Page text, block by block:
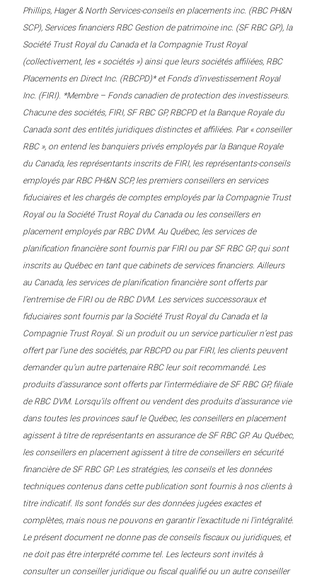
Phillips, Hager & North Services-conseils en placements inc. (RBC PH&N
SCP), Services financiers RBC Gestion de patrimoine inc. (SF RBC GP), la
Société Trust Royal du Canada et la Compagnie Trust Royal
(collectivement, les « sociétés ») ainsi que leurs sociétés affiliées, RBC
Placements en Direct Inc. (RBCPD)* et Fonds d’investissement Royal
Inc. (FIRI). *Membre – Fonds canadien de protection des investisseurs.
Chacune des sociétés, FIRI, SF RBC GP, RBCPD et la Banque Royale du
Canada sont des entités juridiques distinctes et affiliées. Par « conseiller
RBC », on entend les banquiers privés employés par la Banque Royale
du Canada, les représentants inscrits de FIRI, les représentants-conseils
employés par RBC PH&N SCP, les premiers conseillers en services
fiduciaires et les chargés de comptes employés par la Compagnie Trust
Royal ou la Société Trust Royal du Canada ou les conseillers en
placement employés par RBC DVM. Au Québec, les services de
planification financière sont fournis par FIRI ou par SF RBC GP, qui sont
inscrits au Québec en tant que cabinets de services financiers. Ailleurs
au Canada, les services de planification financière sont offerts par
l’entremise de FIRI ou de RBC DVM. Les services successoraux et
fiduciaires sont fournis par la Société Trust Royal du Canada et la
Compagnie Trust Royal. Si un produit ou un service particulier n’est pas
offert par l’une des sociétés, par RBCPD ou par FIRI, les clients peuvent
demander qu’un autre partenaire RBC leur soit recommandé. Les
produits d’assurance sont offerts par l’intermédiaire de SF RBC GP, filiale
de RBC DVM. Lorsqu’ils offrent ou vendent des produits d’assurance vie
dans toutes les provinces sauf le Québec, les conseillers en placement
agissent à titre de représentants en assurance de SF RBC GP. Au Québec,
les conseillers en placement agissent à titre de conseillers en sécurité
financière de SF RBC GP. Les stratégies, les conseils et les données
techniques contenus dans cette publication sont fournis à nos clients à
titre indicatif. Ils sont fondés sur des données jugées exactes et
complètes, mais nous ne pouvons en garantir l’exactitude ni l’intégralité.
Le présent document ne donne pas de conseils fiscaux ou juridiques, et
ne doit pas être interprété comme tel. Les lecteurs sont invités à
consulter un conseiller juridique ou fiscal qualifié ou un autre conseiller